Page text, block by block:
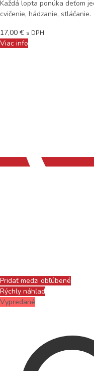
Každá lopta ponúka deťom
cvičenie, hádzanie, stláčanie.
17,00 € s DPH
Viac info
Pridať medzi obľúbené
Rýchly náhľad
Vypredané